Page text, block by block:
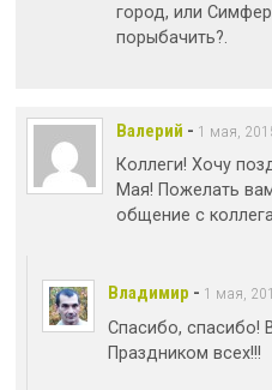
город, или
порыбачить?.
Валерий - 1 мая,
Коллеги! Хочу
Мая! Пожелать
общение с
Владимир - 1 мая,
Спасибо, спасибо!
Праздником всех!!!